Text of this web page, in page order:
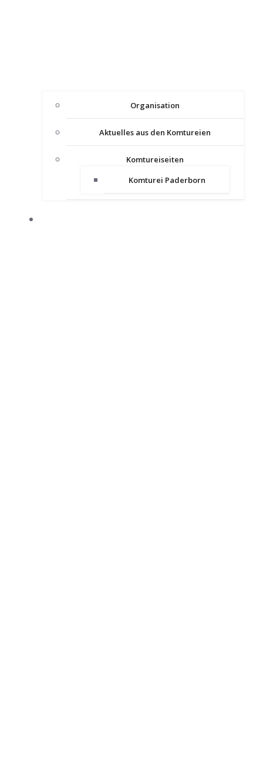
Organisation
Aktuelles aus den Komtureien
Komtureiseiten
Komturei Paderborn